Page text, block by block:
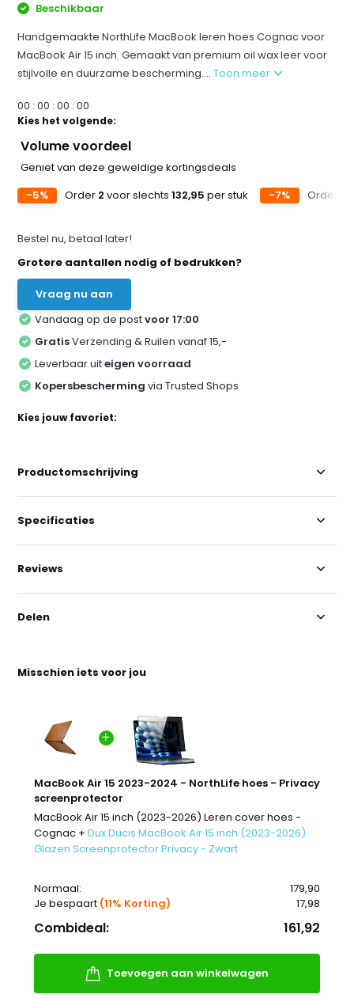
Beschikbaar
Handgemaakte NorthLife MacBook leren hoes Cognac voor
MacBook Air 15 inch. Gemaakt van premium oil wax leer voor
stijlvolle en duurzame bescherming....Toon meer
00 :00 :00 :00
Kies het volgende:
Volume voordeel
Geniet van deze geweldige kortingsdeals
-5%
Order 2 voor slechts132,95 per stuk -7% Order
Bestel nu, betaal later!
Grotere aantallen nodig of bedrukken?
Vraag nu aan
Vandaag op de postvoor 17:00
GratisVerzending & Ruilen vanaf 15,-
Leverbaar uiteigen voorraad
Kopersbescherming via Trusted Shops
Kies jouw favoriet:
Misschien iets voor jou
MacBook Air 15 2023-2024 - NorthLife hoes - Privacy
screenprotector
MacBook Air 15 inch (2023-2026) Leren cover hoes -
Cognac + Dux Ducis MacBook Air 15 inch (2023-2026)
Glazen Screenprotector Privacy - Zwart
Normaal:
179,90
Je bespaart (11% Korting) 17,98
Combideal: 161,92
Toevoegen aan winkelwagen
Productomschrijving
Specificaties
Reviews
Delen